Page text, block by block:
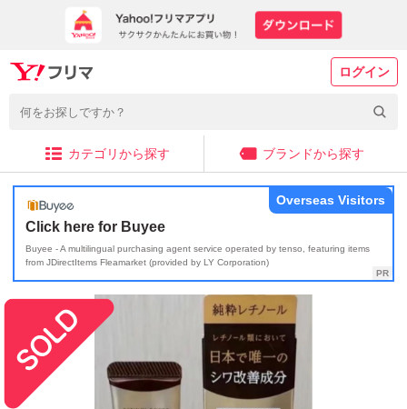
ログイン
カテゴリから探す ブランドから探す
Click here for Buyee
Buyee - A multilingual purchasing agent service operated by tenso, featuring items
from JDirectItems Fleamarket (provided by LY Corporation)
Overseas Visitors